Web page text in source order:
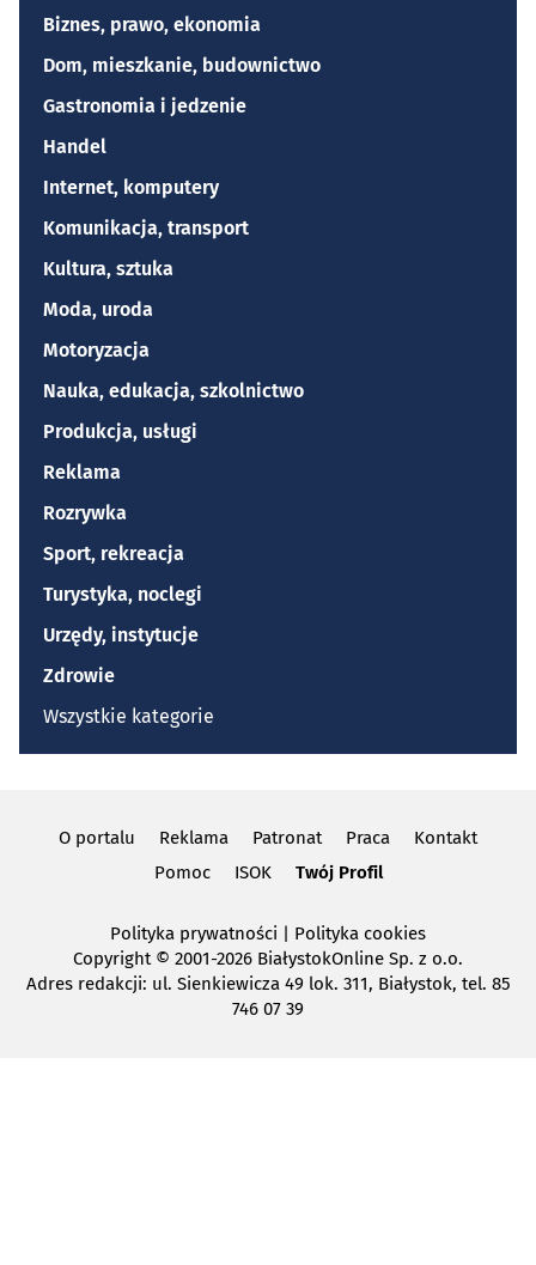
Biznes, prawo, ekonomia
Dom, mieszkanie, budownictwo
Gastronomia i jedzenie
Handel
Internet, komputery
Komunikacja, transport
Kultura, sztuka
Moda, uroda
Motoryzacja
Nauka, edukacja, szkolnictwo
Produkcja, usługi
Reklama
Rozrywka
Sport, rekreacja
Turystyka, noclegi
Urzędy, instytucje
Zdrowie
Wszystkie kategorie
O portalu Reklama Patronat Praca
Kontakt
Pomoc
ISOK Twój Profil
Polityka prywatności | Polityka cookies
Copyright© 2001-2026 BiałystokOnline Sp. z o.o.
Adres redakcji: ul. Sienkiewicza 49 lok. 311, Białystok, tel. 85
746 07 39